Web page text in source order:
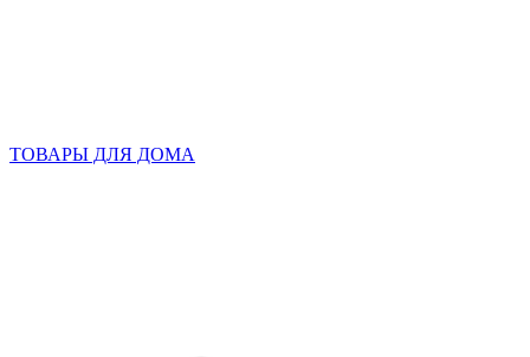
ТОВАРЫ ДЛЯ ДОМА